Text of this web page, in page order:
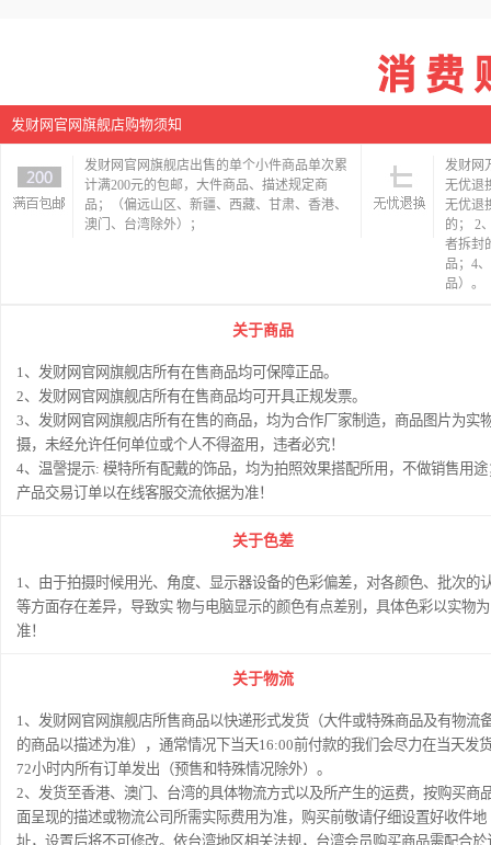
发财网官网旗舰店购物须知
发财网官网旗舰店出售的单个小件商品单次累
计满200元的包邮，大件商品、描述规定商
品；（偏远山区、新疆、西藏、甘肃、香港、
澳门、台湾除外）；
发财网
无优退
无优退
的； 2
者拆封
品；4
品）。
关于商品
1、发财网官网旗舰店所有在售商品均可保障正品。
2、发财网官网旗舰店所有在售商品均可开具正规发票。
3、发财网官网旗舰店所有在售的商品，均为合作厂家制造，商品图片为实
摄，未经允许任何单位或个人不得盗用，违者必究！
4、温謦提示: 模特所有配戴的饰品，均为拍照效果搭配所用，不做销售用途
产品交易订单以在线客服交流依据为准！
关于色差
1、由于拍摄时候用光、角度、显示器设备的色彩偏差，对各颜色、批次的
等方面存在差异，导致实 物与电脑显示的颜色有点差别，具体色彩以实物为
准！
关于物流
1、发财网官网旗舰店所售商品以快递形式发货（大件或特殊商品及有物流
的商品以描述为准），通常情况下当天16:00前付款的我们会尽力在当天发
72小时内所有订单发出（预售和特殊情况除外）。
2、发货至香港、澳门、台湾的具体物流方式以及所产生的运费，按购买商
面呈现的描述或物流公司所需实际费用为准，购买前敬请仔细设置好收件地
址，设置后将不可修改。依台湾地区相关法规，台湾会员购买商品需配合於